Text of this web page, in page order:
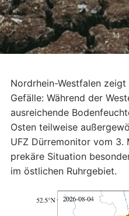
Nordrhein-Westfalen
Gefälle: Während der
ausreichende
Osten teilweise
UFZ Dürremonitor vom
prekäre Situation
im östlichen Ruhrgebiet.